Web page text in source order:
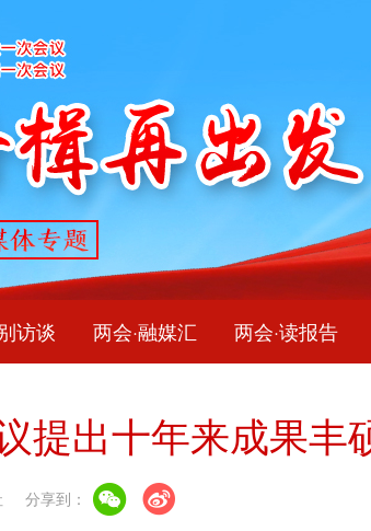
访谈 两会·融媒汇 两会·读报告
提出十年来成果丰
分享到：